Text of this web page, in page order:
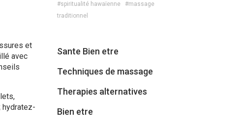
et
avec
#spiritualité hawaïenne
#massage
traditionnel
Sante Bien etre
Techniques de massage
Therapies alternatives
Bien etre